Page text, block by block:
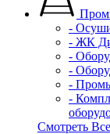
-
- ЖК
-
-
-
-
Смотреть